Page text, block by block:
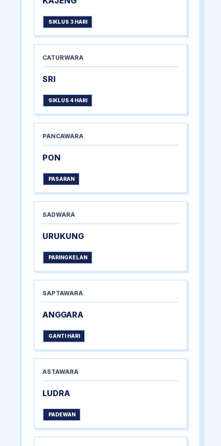
SIKLUS 3 HARI
CATURWARA
SRI
SIKLUS 4 HARI
PANCAWARA
PON
PASARAN
SADWARA
URUKUNG
PARINGKELAN
SAPTAWARA
ANGGARA
GANTI HARI
ASTAWARA
LUDRA
PADEWAN